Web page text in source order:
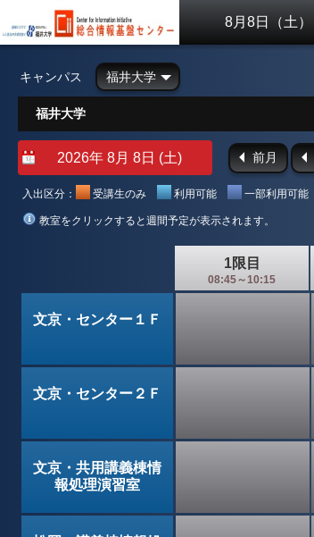
8月8日（土）
キャンパス 福井大学
福井大学
前月
入出区分： 受講生のみ 利用可能 一部利用可能
教室をクリックすると週間予定が表示されます。
1限目
08:45～10:15
文京・センター１Ｆ
文京・センター２Ｆ
文京・共用講義棟情
報処理演習室